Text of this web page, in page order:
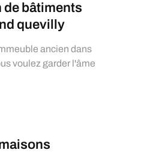
bâtiments
quevilly
ancien dans
voulez garder l'âme